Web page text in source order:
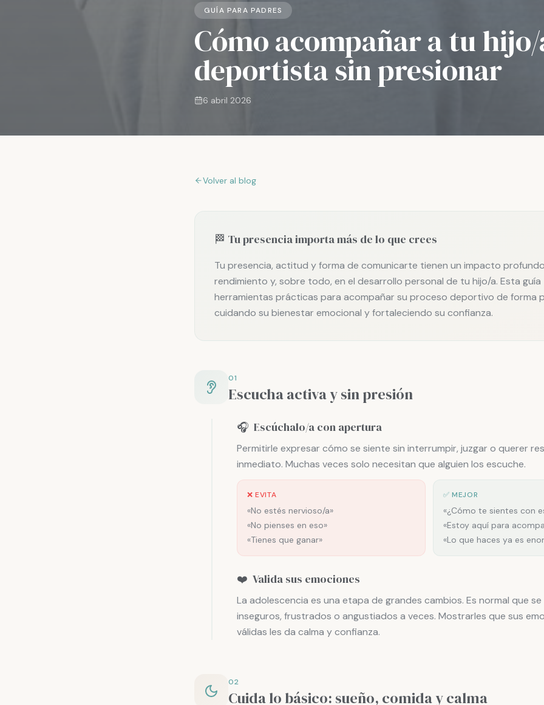
GUÍA PARA PADRES
Cómo acompañar a tu
deportista sin presionar
6 abril 2026
Volver al blog
🏁 Tu presencia importa más de lo que crees
Tu presencia, actitud y forma de comunicarte tienen un impacto
rendimiento y, sobre todo, en el desarrollo personal de tu hijo/a. Esta
herramientas prácticas para acompañar su proceso deportivo de forma
cuidando su bienestar emocional y fortaleciendo su confianza.
01
Escucha activa y sin presión
🎧 Escúchalo/a con apertura
Permitirle expresar cómo se siente sin interrumpir, juzgar o querer
inmediato. Muchas veces solo necesitan que alguien los escuche.
❌ EVITA
«No estés nervioso/a»
«No pienses en eso»
«Tienes que ganar»
✅ MEJOR
«¿Cómo te sientes con
«Estoy aquí para
«Lo que haces ya es
❤️ Valida sus emociones
La adolescencia es una etapa de grandes cambios. Es normal que
inseguros, frustrados o angustiados a veces. Mostrarles que sus
válidas les da calma y confianza.
02
Cuida lo básico: sueño, comida y calma